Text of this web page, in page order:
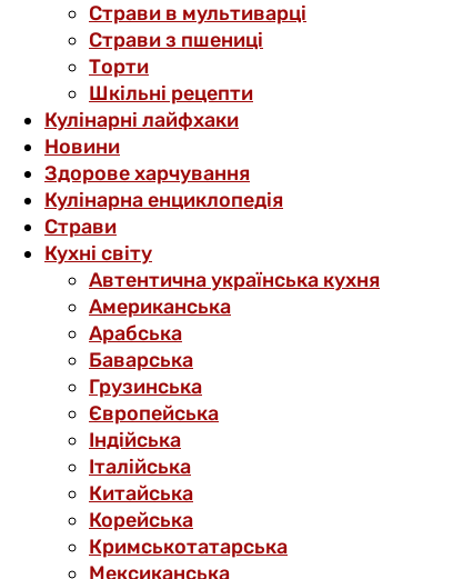
Страви в мультиварці
Страви з пшениці
Торти
Шкільні рецепти
Кулінарні лайфхаки
Новини
Здорове харчування
Кулінарна енциклопедія
Страви
Кухні світу
Автентична українська кухня
Американська
Арабська
Баварська
Грузинська
Європейська
Індійська
Італійська
Китайська
Корейська
Кримськотатарська
Мексиканська